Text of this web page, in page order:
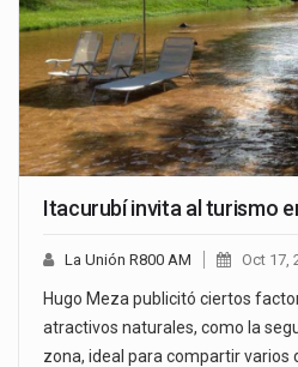
Itacurubí invita al turismo
La Unión R800 AM Oct 17,
Hugo Meza publicitó ciertos
atractivos naturales, como la
zona, ideal para compartir varios